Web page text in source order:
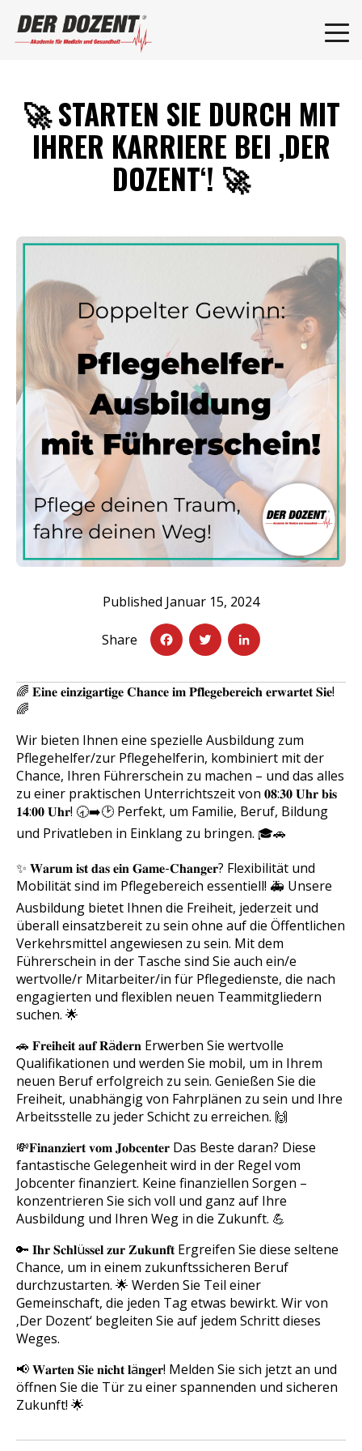
🚀 STARTEN SIE DURCH MIT
IHRER KARRIERE BEI ‚DER
DOZENT‘! 🚀
Published Januar 15, 2024
Share
F
a
e
b
k
T
it
t
L
k
e
n
🌈 𝐄𝐢𝐧𝐞 𝐞𝐢𝐧𝐳𝐢𝐠𝐚𝐫𝐭𝐢𝐠𝐞 𝐂𝐡𝐚𝐧𝐜𝐞 𝐢𝐦 𝐏𝐟𝐥𝐞𝐠𝐞𝐛𝐞𝐫𝐞𝐢𝐜𝐡 𝐞𝐫𝐰𝐚𝐫𝐭𝐞𝐭 𝐒𝐢𝐞!
🌈
Wir bieten Ihnen eine spezielle Ausbildung zum
Pflegehelfer/zur Pflegehelferin, kombiniert mit der
Chance, Ihren Führerschein zu machen – und das alles
zu einer praktischen Unterrichtszeit von 𝟎𝟖:𝟑𝟎 𝐔𝐡𝐫 𝐛𝐢𝐬
𝟏𝟒:𝟎𝟎 𝐔𝐡𝐫! 🕣➡️🕑 Perfekt, um Familie, Beruf, Bildung
und Privatleben in Einklang zu bringen. 🎓🚗
✨ 𝐖𝐚𝐫𝐮𝐦 𝐢𝐬𝐭 𝐝𝐚𝐬 𝐞𝐢𝐧 𝐆𝐚𝐦𝐞-𝐂𝐡𝐚𝐧𝐠𝐞𝐫? Flexibilität und
Mobilität sind im Pflegebereich essentiell! 🚑 Unsere
Ausbildung bietet Ihnen die Freiheit, jederzeit und
überall einsatzbereit zu sein ohne auf die Öffentlichen
Verkehrsmittel angewiesen zu sein. Mit dem
Führerschein in der Tasche sind Sie auch ein/e
wertvolle/r Mitarbeiter/in für Pflegedienste, die nach
engagierten und flexiblen neuen Teammitgliedern
suchen. 🌟
🚗 𝐅𝐫𝐞𝐢𝐡𝐞𝐢𝐭 𝐚𝐮𝐟 𝐑ä𝐝𝐞𝐫𝐧 Erwerben Sie wertvolle
Qualifikationen und werden Sie mobil, um in Ihrem
neuen Beruf erfolgreich zu sein. Genießen Sie die
Freiheit, unabhängig von Fahrplänen zu sein und Ihre
Arbeitsstelle zu jeder Schicht zu erreichen. 🙌
💸𝐅𝐢𝐧𝐚𝐧𝐳𝐢𝐞𝐫𝐭 𝐯𝐨𝐦 𝐉𝐨𝐛𝐜𝐞𝐧𝐭𝐞𝐫 Das Beste daran? Diese
fantastische Gelegenheit wird in der Regel vom
Jobcenter finanziert. Keine finanziellen Sorgen –
konzentrieren Sie sich voll und ganz auf Ihre
Ausbildung und Ihren Weg in die Zukunft. 💪
🔑 𝐈𝐡𝐫 𝐒𝐜𝐡𝐥ü𝐬𝐬𝐞𝐥 𝐳𝐮𝐫 𝐙𝐮𝐤𝐮𝐧𝐟𝐭 Ergreifen Sie diese seltene
Chance, um in einem zukunftssicheren Beruf
durchzustarten. 🌟 Werden Sie Teil einer
Gemeinschaft, die jeden Tag etwas bewirkt. Wir von
‚Der Dozent‘ begleiten Sie auf jedem Schritt dieses
Weges.
📢 𝐖𝐚𝐫𝐭𝐞𝐧 𝐒𝐢𝐞 𝐧𝐢𝐜𝐡𝐭 𝐥ä𝐧𝐠𝐞𝐫! Melden Sie sich jetzt an und
öffnen Sie die Tür zu einer spannenden und sicheren
Zukunft! 🌟